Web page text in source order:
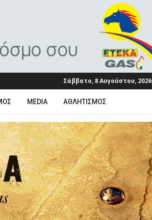
Σάββατο, 8 Αυγούστου, 2026
MEDIA ΑΘΛΗΤΙΣΜΌΣ